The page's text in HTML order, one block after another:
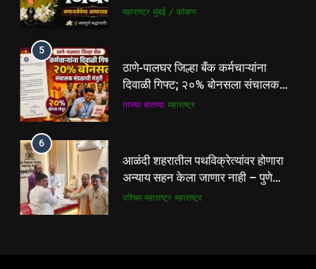
6
आळंदी शहरातील पथविक्रेत्यांवर होणारा
अन्याय सहन केला जाणार नाही – पुणे
जिल्हा अध्यक्ष सोनवणे
7
कल्याण फाटा सर्कलवर नियम धाब्यावर;
वॉर्डनकडून अवजड वाहनांकडून पैशांची
वसुलीचा आरोप
महाराष्ट्र मुंबई / कोकण
5
ठाणे-पालघर जिल्हा बँक कर्मचाऱ्यांना
दिवाळी गिफ्ट; २०% बोनसला संचालक
मंडळाची मंजुरी
ताज्या बातम्या महाराष्ट्र
6
आळंदी शहरातील पथविक्रेत्यांवर होणारा
अन्याय सहन केला जाणार नाही – पुणे
जिल्हा अध्यक्ष सोनवणे
पश्चिम महाराष्ट्र महाराष्ट्र